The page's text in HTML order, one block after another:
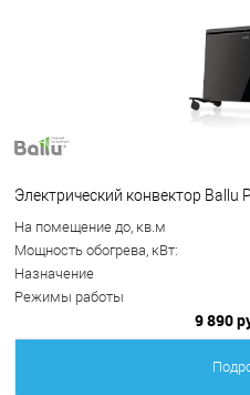
Электрический конвектор Ballu
На помещение до, кв.м
Мощность обогрева, кВт:
Назначение
Режимы работы
9 890